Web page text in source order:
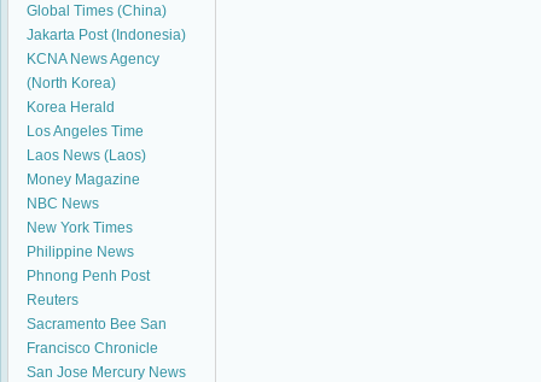
Global Times (China)
Jakarta Post (Indonesia)
KCNA News Agency
(North Korea)
Korea Herald
Los Angeles Time
Laos News (Laos)
Money Magazine
NBC News
New York Times
Philippine News
Phnong Penh Post
Reuters
Sacramento Bee San
Francisco Chronicle
San Jose Mercury News